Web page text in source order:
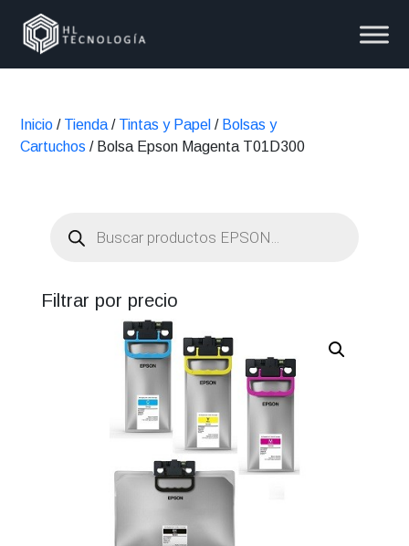
Inicio / Tienda / Tintas y Papel / Bolsas y
Cartuchos / Bolsa Epson Magenta T01D300
productos
Filtrar por precio